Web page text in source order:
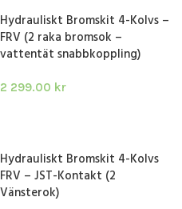
Hydrauliskt Bromskit 4-Kolvs –
FRV (2 raka bromsok –
vattentät snabbkoppling)
2 299.00 kr
Hydrauliskt Bromskit 4-Kolvs
FRV – JST-Kontakt (2
Vänsterok)